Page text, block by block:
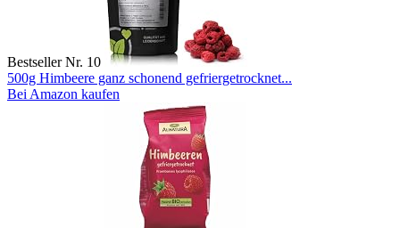
Bestseller Nr. 10
500g Himbeere ganz schonend gefriergetrocknet...
Bei Amazon kaufen